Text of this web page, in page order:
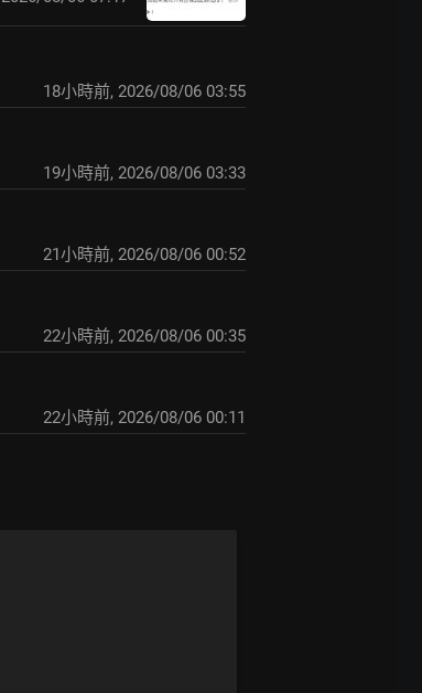
18小時前, 2026/08/06 03:55
19小時前, 2026/08/06 03:33
21小時前, 2026/08/06 00:52
22小時前, 2026/08/06 00:35
22小時前, 2026/08/06 00:11